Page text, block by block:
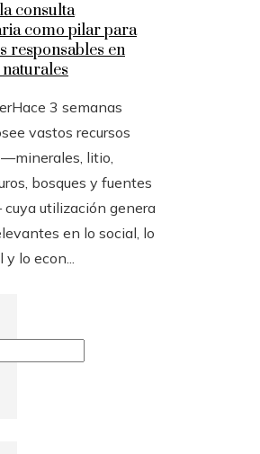
consulta
como pilar para
responsables en
Hace 3 semanas
vastos recursos
litio,
bosques y fuentes
utilización genera
en lo social, lo
lo econ...